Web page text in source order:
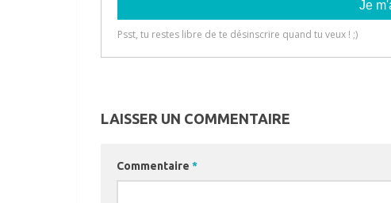
LAISSER UN COMMENTAIRE
Commentaire *